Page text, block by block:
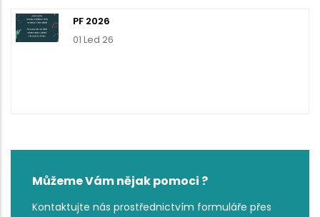
PF 2026
01 Led 26
Můžeme Vám nějak pomoci ?
Kontaktujte nás prostřednictvím formuláře přes